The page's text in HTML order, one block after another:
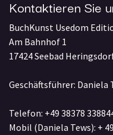
Kontaktieren Sie
BuchKunst Usedom
Am Bahnhof 1
17424 Seebad
Geschäftsführer: Daniela
Telefon: +49 38378
Mobil (Daniela Tews): +